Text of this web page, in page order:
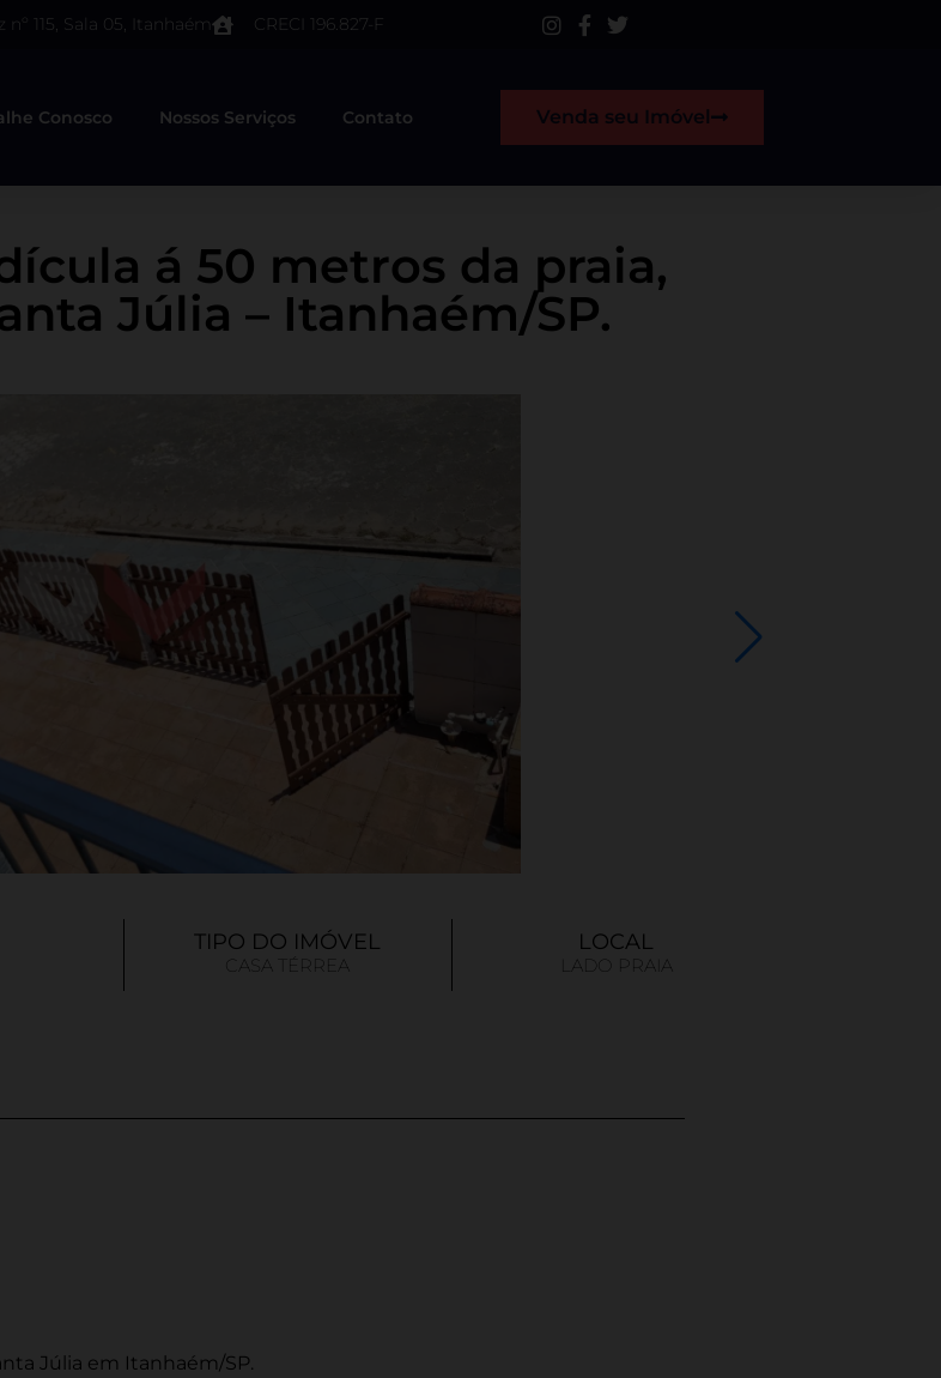
115, Sala 05, Itanhaém CRECI 196.827-F
Conosco Nossos Serviços Contato Venda seu Imóvel
á 50 metros da praia,
Júlia – Itanhaém/SP.
TIPO DO IMÓVEL
CASA TÉRREA
LOCAL
LADO PRAIA
Júlia em Itanhaém/SP.